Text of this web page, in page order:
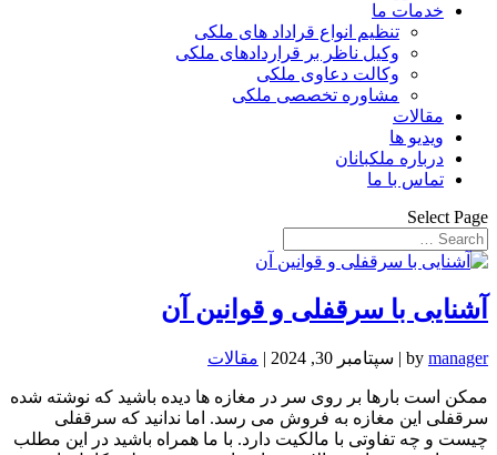
خدمات ما
تنظیم انواع قراداد های ملکی
وکیل ناظر بر قراردادهای ملکی
وکالت دعاوی ملکی
مشاوره تخصصی ملکی
مقالات
ویدیو ها
درباره ملکبانان
تماس با ما
Select Page
آشنایی با سرقفلی و قوانین آن
by manager
| سپتامبر 30, 2024 | مقالات
ممکن است بارها بر روی سر در مغازه ها دیده باشید که نوشته شده
سرقفلی این مغازه به فروش می رسد. اما ندانید که سرقفلی
چیست و چه تفاوتی با مالکیت دارد. با ما همراه باشید در این مطلب